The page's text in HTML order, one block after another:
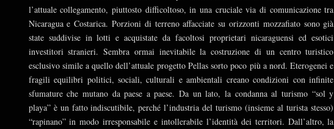
l’attuale collegamento, piuttosto difficoltoso, in una cruciale via di comunicazione tra
Nicaragua e Costarica. Porzioni di terreno affacciate su orizzonti mozzafiato sono già
state suddivise in lotti e acquistate da facoltosi proprietari nicaraguensi ed esotici
investitori stranieri. Sembra ormai inevitabile la costruzione di un centro turistico
esclusivo simile a quello dell’attuale progetto Pellas sorto poco più a nord. Eterogenei e
fragili equilibri politici, sociali, culturali e ambientali creano condizioni con infinite
sfumature che mutano da paese a paese. Da un lato, la condanna al turismo “sol y
playa” è un fatto indiscutibile, perché l’industria del turismo (insieme al turista stesso)
“rapinano” in modo irresponsabile e intollerabile l’identità dei territori. Dall’altro, la